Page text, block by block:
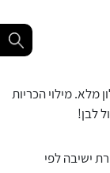
מלא. מילוי הכריות
לבן!
ממערכת ישיבה 3+2 לכל צורת ישיבה לפי